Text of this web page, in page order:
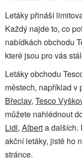
Letáky přináší
Každý najde to, co
nabídkách obchodu
které jsou pro vás
Letáky obchodu
městech, například v
Břeclav, Tesco
můžete nahlédnout
Lidl, Alberta dalších.
akční letáky, jistě ho
stránce.